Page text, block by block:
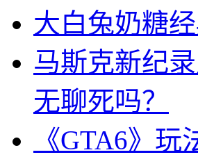
大白兔奶糖
马斯克新纪
无聊死吗？
《GTA6》